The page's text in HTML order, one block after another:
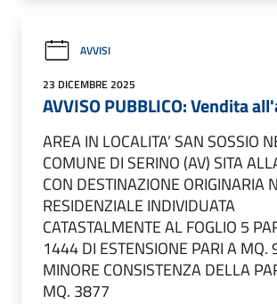
AVVISI
23 DICEMBRE 2025
AVVISO PUBBLICO: Vendita
AREA IN LOCALITA’ SAN SOSSIO
COMUNE DI SERINO (AV) SITA
CON DESTINAZIONE ORIGINARIA
RESIDENZIALE INDIVIDUATA
CATASTALMENTE AL FOGLIO 5
1444 DI ESTENSIONE PARI A MQ.
MINORE CONSISTENZA DELLA
MQ. 3877